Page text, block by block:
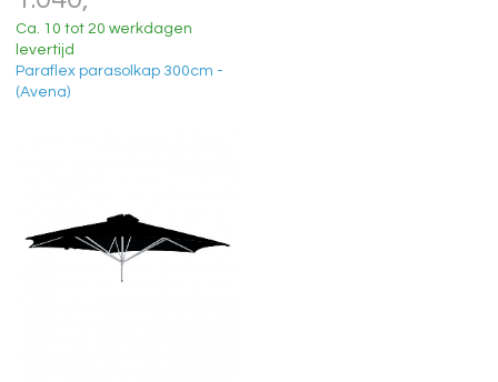
Ca. 10 tot 20 werkdagen
levertijd
Paraflex parasolkap 300cm -
(Avena)